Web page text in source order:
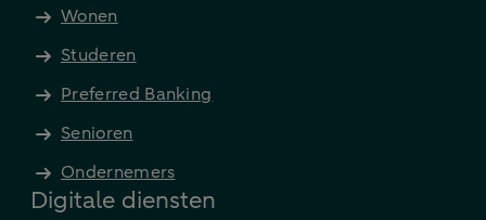
Wonen
Studeren
Preferred Banking
Senioren
Ondernemers
Digitale diensten